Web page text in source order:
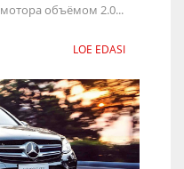
объёмом 2.0...
LOE EDASI